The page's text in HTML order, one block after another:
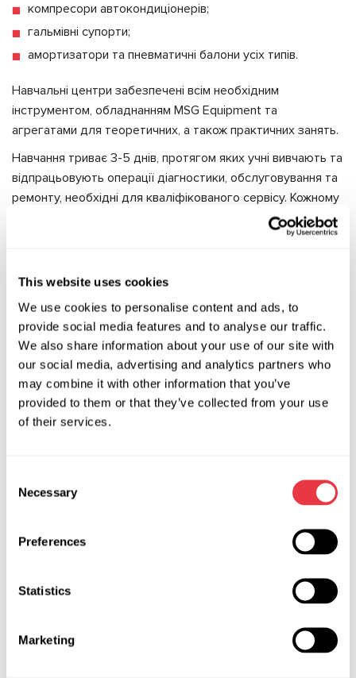
This website uses cookies
We use cookies to personalise content and ads, to
provide social media features and to analyse our traffic.
We also share information about your use of our site with
our social media, advertising and analytics partners who
may combine it with other information that you’ve
provided to them or that they’ve collected from your use
of their services.
Selection
Necessary
Preferences
Statistics
Marketing
компресори автокондиціонерів;
гальмівні супорти;
амортизатори та пневматичні балони усіх типів.
Навчальні центри забезпечені всім необхідним
інструментом, обладнанням MSG Equipment та
агрегатами для теоретичних, а також практичних занять.
Навчання триває 3-5 днів, протягом яких учні вивчають та
відпрацьовують операції діагностики, обслуговування та
ремонту, необхідні для кваліфікованого сервісу. Кожному
клієнту ми видаємо сертифікат про закінчення курсу.
курси завжди проводяться за індивідуальною
програмою.
Хочете дізнатися більше про курси та викладачів?
Заходьте на наш сайт або зв'яжіться з менеджером.
СТАТТІ
04.08.2026
діагностики, обслуговування та